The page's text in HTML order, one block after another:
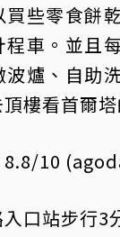
些零食餅
車。並且
波爐、自助
樓看首爾
8.8/10
口站步行3